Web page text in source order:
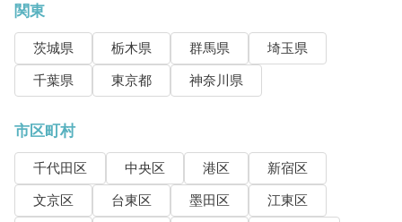
関東
茨城県 栃木県 群馬県
埼玉県
千葉県
東京都 神奈川県
市区町村
千代田区 中央区 港区
新宿区
文京区
台東区 墨田区
江東区